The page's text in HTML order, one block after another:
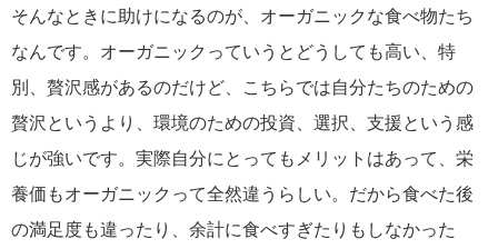
そんなときに助けになるのが、オーガニックな食べ物たち
なんです。オーガニックっていうとどうしても高い、特
別、贅沢感があるのだけど、こちらでは自分たちのための
贅沢というより、環境のための投資、選択、支援という感
じが強いです。実際自分にとってもメリットはあって、栄
養価もオーガニックって全然違うらしい。だから食べた後
の満足度も違ったり、余計に食べすぎたりもしなかった